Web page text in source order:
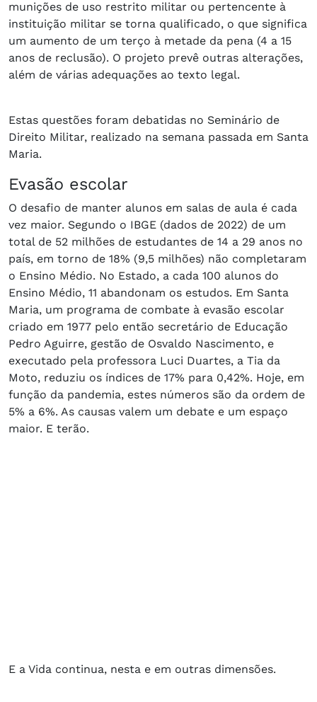
munições de uso restrito militar ou pertencente à
instituição militar se torna qualificado, o que significa
um aumento de um terço à metade da pena (4 a 15
anos de reclusão). O projeto prevê outras alterações,
além de várias adequações ao texto legal.
Estas questões foram debatidas no Seminário de
Direito Militar, realizado na semana passada em Santa
Maria.
Evasão escolar
O desafio de manter alunos em salas de aula é cada
vez maior. Segundo o IBGE (dados de 2022) de um
total de 52 milhões de estudantes de 14 a 29 anos no
país, em torno de 18% (9,5 milhões) não completaram
o Ensino Médio. No Estado, a cada 100 alunos do
Ensino Médio, 11 abandonam os estudos. Em Santa
Maria, um programa de combate à evasão escolar
criado em 1977 pelo então secretário de Educação
Pedro Aguirre, gestão de Osvaldo Nascimento, e
executado pela professora Luci Duartes, a Tia da
Moto, reduziu os índices de 17% para 0,42%. Hoje, em
função da pandemia, estes números são da ordem de
5% a 6%. As causas valem um debate e um espaço
maior. E terão.
E a Vida continua, nesta e em outras dimensões.